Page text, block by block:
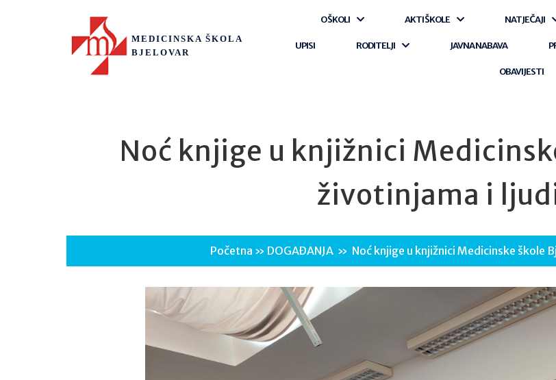
MEDICINSKA ŠKOLA
BJELOVAR
O ŠKOLI AKTI ŠKOLE NATJEČAJI
UPISI RODITELJI JAVNA NABAVA
OBAVIJESTI
Noć knjige u knjižnici
životinjama i
Početna » DOGAĐANJA » Noć knjige u knjižnici Medicinske škole